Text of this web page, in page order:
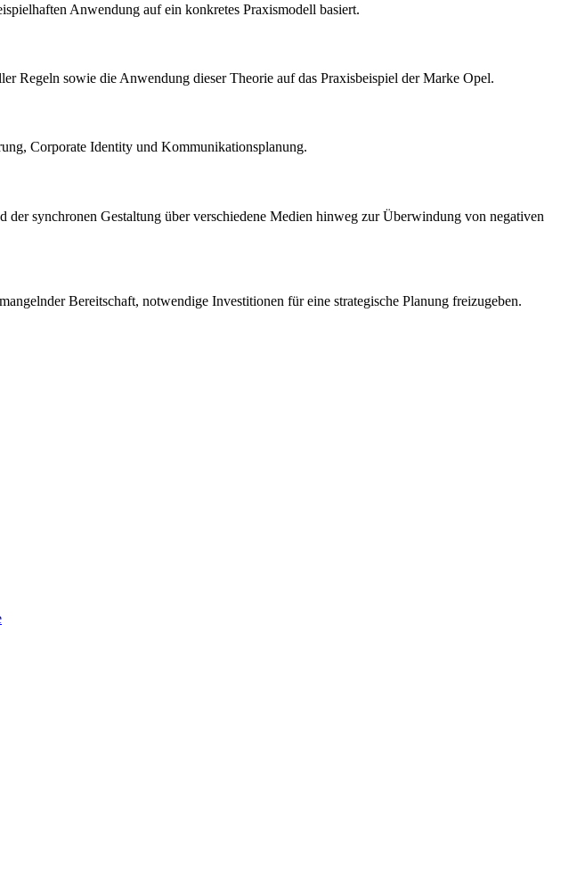
Anwendung auf ein konkretes Praxismodell basiert.
Regeln sowie die Anwendung dieser Theorie auf das Praxisbeispiel der Marke Opel.
Corporate Identity und Kommunikationsplanung.
synchronen Gestaltung über verschiedene Medien hinweg zur Überwindung von negativen
Bereitschaft, notwendige Investitionen für eine strategische Planung freizugeben.